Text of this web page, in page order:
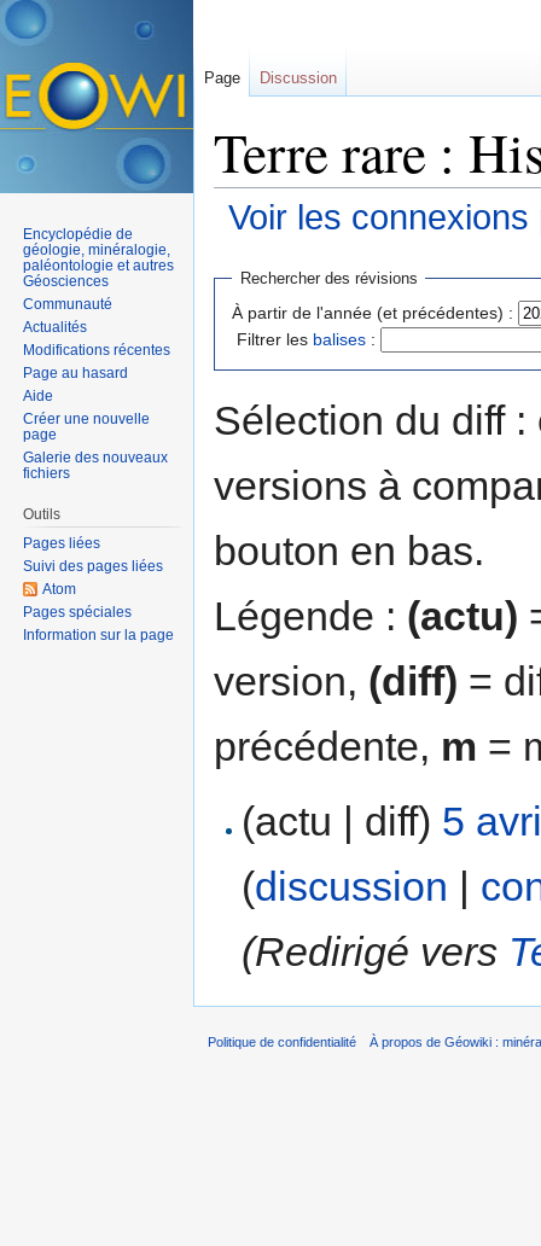
Terre rare :
Voir les
Rechercher des révisions
À partir de l'année (et précédentes) :
Filtrer les balises :
Sélection du diff
versions à
bouton en bas.
Légende : (actu)
version, (diff) =
précédente, m =
(actu | diff) 5
(discussion |
(Redirigé vers
Page Discussion
Encyclopédie de
géologie, minéralogie,
paléontologie et autres
Géosciences
Communauté
Actualités
Modifications récentes
Page au hasard
Aide
Créer une nouvelle
page
Galerie des nouveaux
fichiers
Outils
Pages liées
Suivi des pages liées
Atom
Pages spéciales
Information sur la page
Politique de confidentialité À propos de Géowiki :